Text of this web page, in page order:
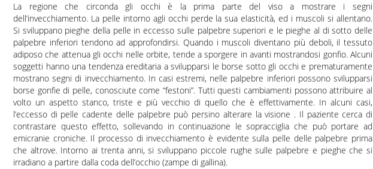
La regione che circonda gli occhi è la prima parte del viso a mostrare i segni
dell’invecchiamento. La pelle intorno agli occhi perde la sua elasticità, ed i muscoli si allentano.
Si sviluppano pieghe della pelle in eccesso sulle palpebre superiori e le pieghe al di sotto delle
palpebre inferiori tendono ad approfondirsi. Quando i muscoli diventano più deboli, il tessuto
adiposo che attenua gli occhi nelle orbite, tende a sporgere in avanti mostrandosi gonfio. Alcuni
soggetti hanno una tendenza ereditaria a svilupparsi le borse sotto gli occhi e prematuramente
mostrano segni di invecchiamento. In casi estremi, nelle palpebre inferiori possono svilupparsi
borse gonfie di pelle, conosciute come “festoni”. Tutti questi cambiamenti possono attribuire al
volto un aspetto stanco, triste e più vecchio di quello che è effettivamente. In alcuni casi,
l’eccesso di pelle cadente delle palpebre può persino alterare la visione . Il paziente cerca di
contrastare questo effetto, sollevando in continuazione le sopracciglia che può portare ad
emicranie croniche. Il processo di invecchiamento è evidente sulla pelle delle palpebre prima
che altrove. Intorno ai trenta anni, si sviluppano piccole rughe sulle palpebre e pieghe che si
irradiano a partire dalla coda dell’occhio (zampe di gallina).